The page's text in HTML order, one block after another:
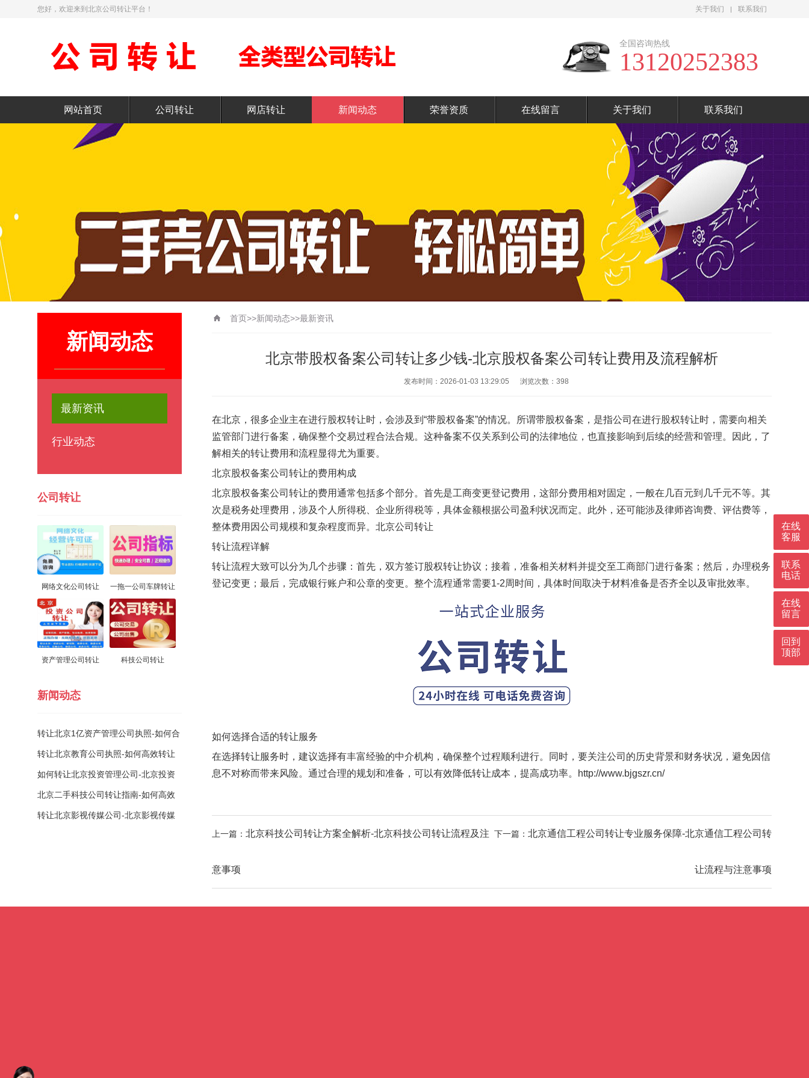
您好，欢迎来到北京公司转让平台！ 关于我们 联系我们
全国咨询热线
13120252383
网站首页 公司转让 网店转让 新闻动态 荣誉资质 在线留言 关于我们 联系我们
新闻动态
最新资讯
行业动态
公司转让
网络文化公司转让 一拖一公司车牌转让
资产管理公司转让 科技公司转让
新闻动态
转让北京1亿资产管理公司执照-如何合
法转让北京1亿资产公司执照？
转让北京教育公司执照-如何高效转让
北京教育公司营业执照？
如何转让北京投资管理公司-北京投资
管理公司转让流程及注意事项
北京二手科技公司转让指南-如何高效
转让北京科技公司并实现价值最大化
转让北京影视传媒公司-北京影视传媒
首页>>新闻动态>>最新资讯
北京带股权备案公司转让多少钱-北京股权备案公司转让费用及流程解析
发布时间：2026-01-03 13:29:05 浏览次数： 398
在北京，很多企业主在进行股权转让时，会涉及到“带股权备案”的情况。所谓带股权备案，是指公司在进行股权转让时，需要向相关
监管部门进行备案，确保整个交易过程合法合规。这种备案不仅关系到公司的法律地位，也直接影响到后续的经营和管理。因此，了
解相关的转让费用和流程显得尤为重要。
北京股权备案公司转让的费用构成
北京股权备案公司转让的费用通常包括多个部分。首先是工商变更登记费用，这部分费用相对固定，一般在几百元到几千元不等。其
次是税务处理费用，涉及个人所得税、企业所得税等，具体金额根据公司盈利状况而定。此外，还可能涉及律师咨询费、评估费等，
整体费用因公司规模和复杂程度而异。 北京公司转让
转让流程详解
转让流程大致可以分为几个步骤：首先，双方签订股权转让协议；接着，准备相关材料并提交至工商部门进行备案；然后，办理税务
登记变更；最后，完成银行账户和公章的变更。整个流程通常需要1-2周时间，具体时间取决于材料准备是否齐全以及审批效率。
如何选择合适的转让服务
在选择转让服务时，建议选择有丰富经验的中介机构，确保整个过程顺利进行。同时，要关注公司的历史背景和财务状况，避免因信
息不对称而带来风险。通过合理的规划和准备，可以有效降低转让成本，提高成功率。
http://www.bjgszr.cn/
上一篇： 北京科技公司转让方案全解析-北京科技公司转让流程及注
意事项
下一篇： 北京通信工程公司转让专业服务保障-北京通信工程公司转
让流程与注意事项
在线
客服
联系
电话
在线
留言
回到
顶部